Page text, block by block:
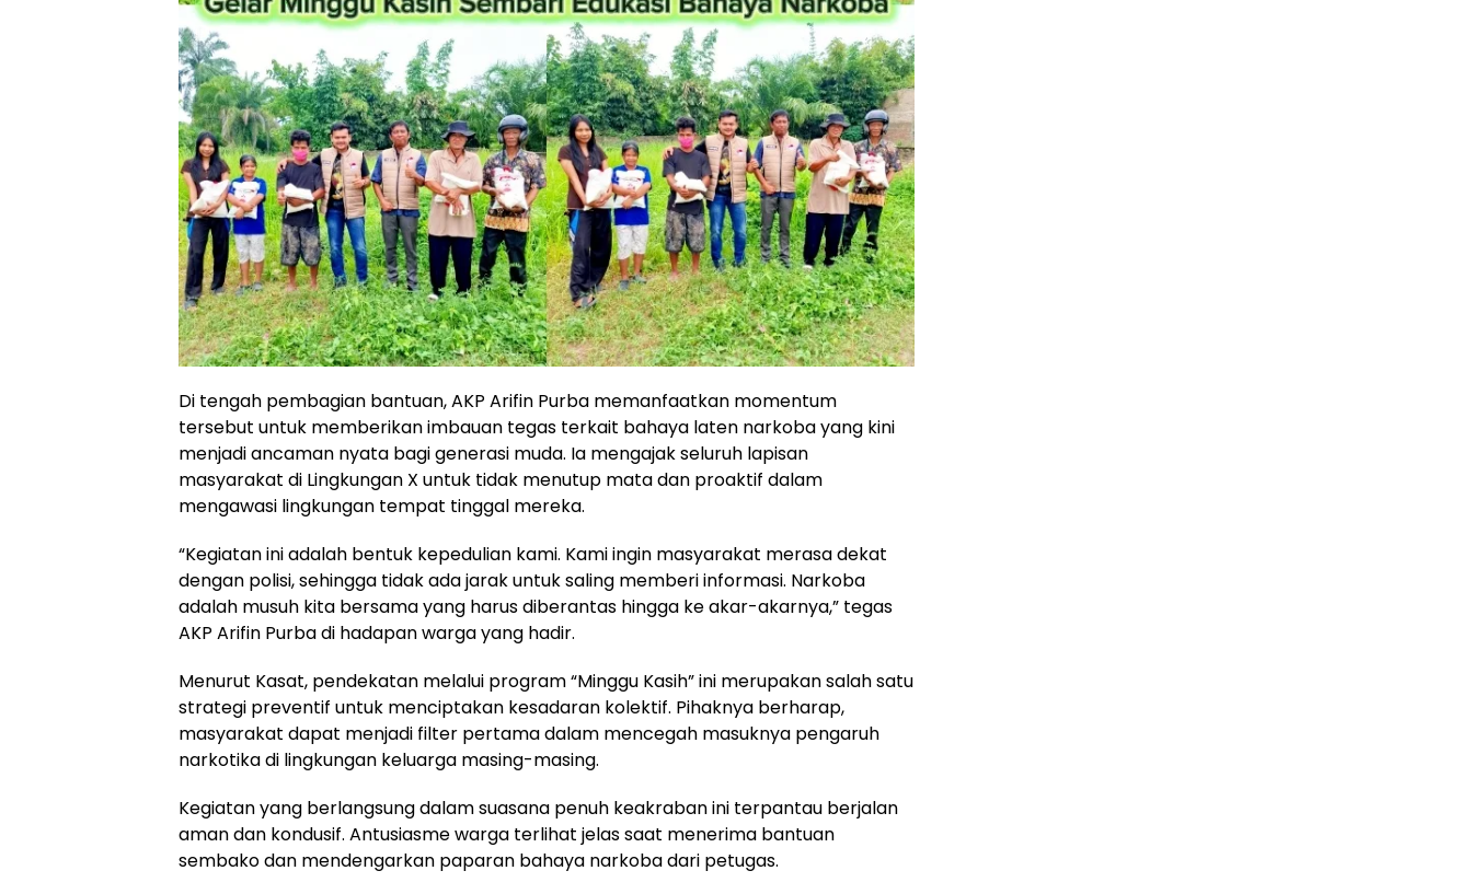
Di tengah pembagian bantuan, AKP Arifin Purba memanfaatkan momentum
tersebut untuk memberikan imbauan tegas terkait bahaya laten narkoba yang kini
menjadi ancaman nyata bagi generasi muda. Ia mengajak seluruh lapisan
masyarakat di Lingkungan X untuk tidak menutup mata dan proaktif dalam
mengawasi lingkungan tempat tinggal mereka.
“Kegiatan ini adalah bentuk kepedulian kami. Kami ingin masyarakat merasa dekat
dengan polisi, sehingga tidak ada jarak untuk saling memberi informasi. Narkoba
adalah musuh kita bersama yang harus diberantas hingga ke akar-akarnya,” tegas
AKP Arifin Purba di hadapan warga yang hadir.
Menurut Kasat, pendekatan melalui program “Minggu Kasih” ini merupakan salah satu
strategi preventif untuk menciptakan kesadaran kolektif. Pihaknya berharap,
masyarakat dapat menjadi filter pertama dalam mencegah masuknya pengaruh
narkotika di lingkungan keluarga masing-masing.
Kegiatan yang berlangsung dalam suasana penuh keakraban ini terpantau berjalan
aman dan kondusif. Antusiasme warga terlihat jelas saat menerima bantuan
sembako dan mendengarkan paparan bahaya narkoba dari petugas.